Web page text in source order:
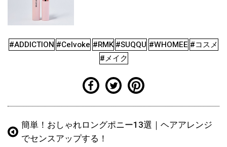
#ADDICTION #Celvoke #RMK #SUQQU #WHOMEE #コスメ
#メイク
簡単！おしゃれロングポニー13選｜ヘアアレンジ
でセンスアップする！